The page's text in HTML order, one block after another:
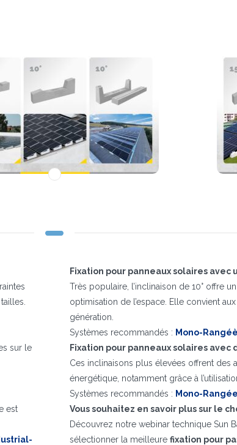
sur le
est
Fixation pour panneaux solaires avec
Très populaire, l’inclinaison de 10° offre
optimisation de l’espace. Elle convient
génération.
Systèmes recommandés : Mono-Rangéè
Fixation pour panneaux solaires avec
Ces inclinaisons plus élevées offrent des
énergétique, notamment grâce à
Systèmes recommandés : Mono-Rangée
Vous souhaitez en savoir plus sur le
Découvrez notre webinar technique Sun
sélectionner la meilleure fixation pour
de confidentialité*
Le champ Prénom est obligatoire
Le champ Nom est obligatoire
Le champ Agence est obligatoire
Le champ Ville est obligatoire
Le champ Téléphone est obligatoire
Le champ E-mail est obligatoire
E-mail saisi invalide
d'accepter la politique de confidentialité
Vérifiez votre boîte e-mail pour procéder à l'activation
vous avez rencontré l'erreur suivante: